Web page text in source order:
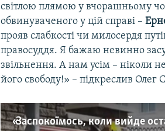
світлою плямою у вчорашньому
обвинуваченого у цій справі –
прояв слабкості чи милосердя
правосуддя. Я бажаю невинно
звільнення. А нам усім – ніколи
його свободу!» – підкреслив Олег